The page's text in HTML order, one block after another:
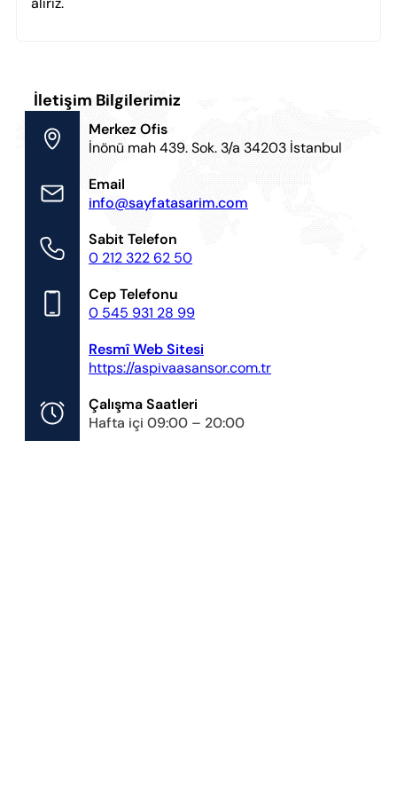
İletişim Bilgilerimiz
Merkez Ofis
İnönü mah 439. Sok. 3/a 34203 İstanbul
Email
info@sayfatasarim.com
Sabit Telefon
0 212 322 62 50
Cep Telefonu
0 545 931 28 99
Resmî Web Sitesi
https://aspivaasansor.com.tr
Çalışma Saatleri
Hafta içi 09:00 – 20:00